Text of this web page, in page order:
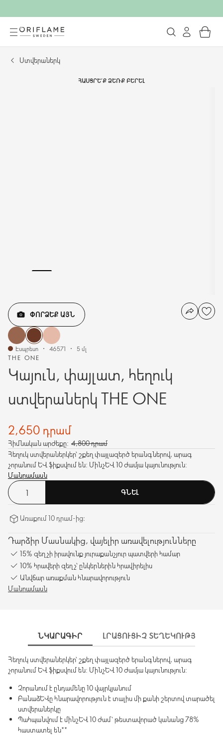
Ստվերաներկ
ՀԱՍՑՐԵ՛Ք ՁԵՌՔ ԲԵՐԵԼ
THE ONE
Կայուն, փայլատ, հեղուկ
ստվերաներկ THE ONE
ՓՈՐՁԵՔ ԱՅՆ
Էսպրեսո 46571 5 մլ
2,650 դրամ
Հիմնական արժեքը: 4,800 դրամ
Հեղուկ ստվերաներկեր՝ շքեղ փայլազերծ երանգներով, արագ
չորանում և ֆիքսվում են: Մինչև 10 ժամյա կայունություն:
Մանրամասն
ԳՆԵԼ
Առաքում 10 դրամ-ից։
Դարձիր Մասնակից, վայելիր առավելությունները
15% զեղչի իրավունք յուրաքանչյուր պատվերի համար
10% հրավերի զեղչ՝ ընկերներին հրավիրելիս
Անվճար առաքման հնարավորություն
Մանրամասն
ՆԿԱՐԱԳԻՐ ԼՐԱՑՈՒՑԻՉ
Հեղուկ ստվերաներկեր՝ շքեղ փայլազերծ երանգներով, արագ
չորանում և ֆիքսվում են: Մինչև 10 ժամյա կայունություն:
Չորանում է ընդամենը 10 վայրկյանում
Բանաձևը հնարավորություն է տալիս մի քանի շերտով տարածել
ստվերաներկը
Պահպանվում է մինչև 10 ժամ՝ թեստավորած կանանց 78%
հաստատել են**